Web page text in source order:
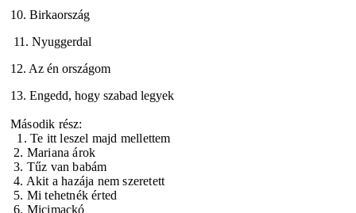
10. Birkaország
11. Nyuggerdal
12. Az én országom
13. Engedd, hogy szabad legyek
Második rész:
1. Te itt leszel majd mellettem
2. Mariana árok
3. Tűz van babám
4. Akit a hazája nem szeretett
5. Mi tehetnék érted
6. Micimackó